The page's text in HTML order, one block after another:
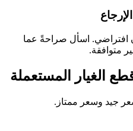
افتراضي. اسأل صراحةً عما
متوافقة.
الغيار المستعملة
جيد وسعر ممتاز.